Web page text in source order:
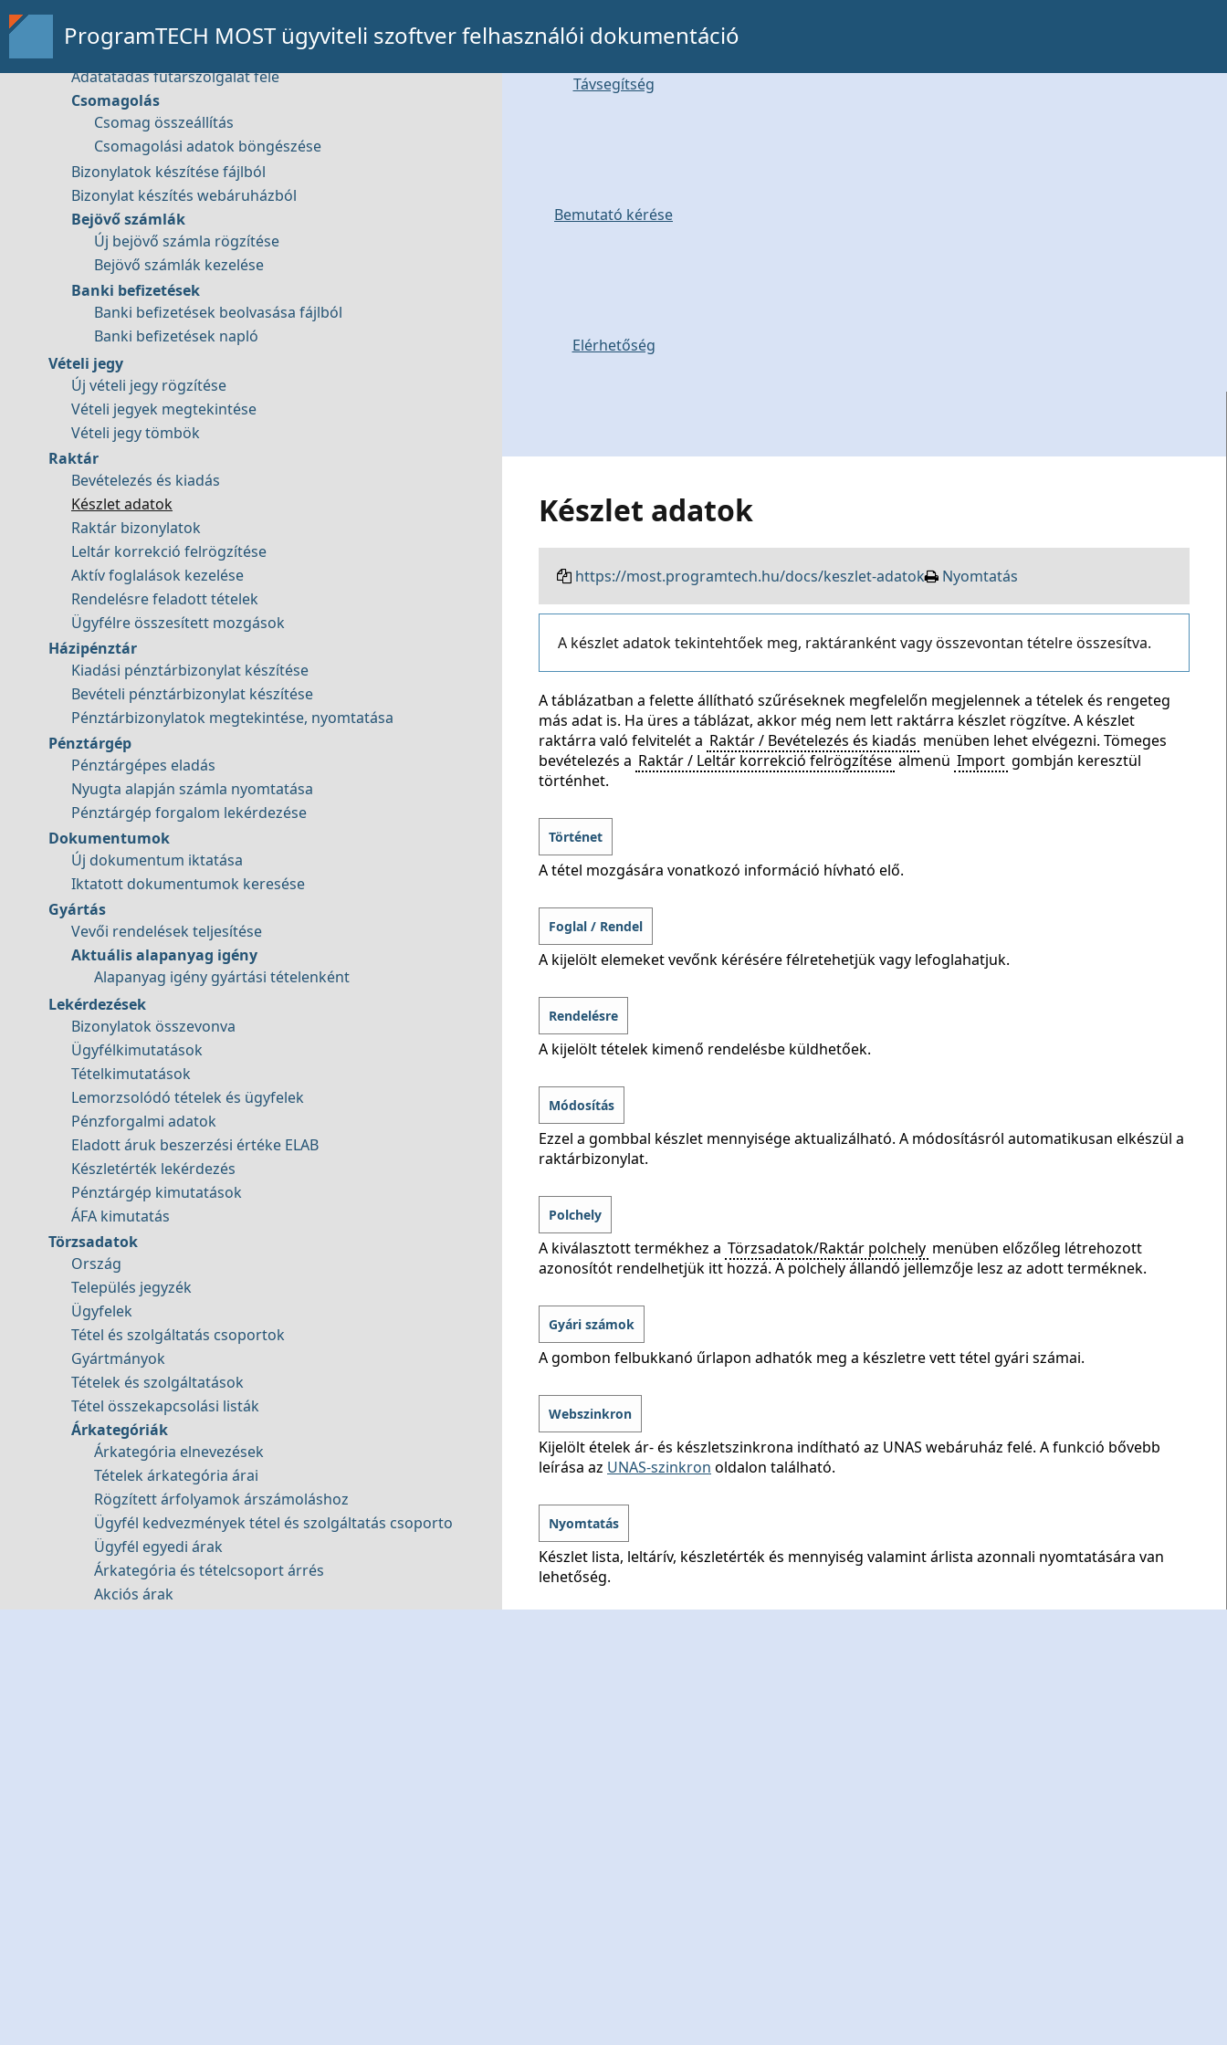
Távsegítség
Távsegítség
Bemutató kérése
Bemutató kérése
Elérhetőség
Elérhetőség
ProgramTECH MOST ügyviteli szoftver felhasználói dokumentáció
Bizonylat műveletek
ADR bizonylatok
Adatátadás futárszolgálat felé
Csomagolás
Csomag összeállítás
Csomagolási adatok böngészése
Bizonylatok készítése fájlból
Bizonylat készítés webáruházból
Bejövő számlák
Új bejövő számla rögzítése
Bejövő számlák kezelése
Banki befizetések
Banki befizetések beolvasása fájlból
Banki befizetések napló
Vételi jegy
Új vételi jegy rögzítése
Vételi jegyek megtekintése
Vételi jegy tömbök
Raktár
Bevételezés és kiadás
Készlet adatok
Raktár bizonylatok
Leltár korrekció felrögzítése
Aktív foglalások kezelése
Rendelésre feladott tételek
Ügyfélre összesített mozgások
Házipénztár
Kiadási pénztárbizonylat készítése
Bevételi pénztárbizonylat készítése
Pénztárbizonylatok megtekintése, nyomtatása
Pénztárgép
Pénztárgépes eladás
Nyugta alapján számla nyomtatása
Pénztárgép forgalom lekérdezése
Dokumentumok
Új dokumentum iktatása
Iktatott dokumentumok keresése
Gyártás
Vevői rendelések teljesítése
Aktuális alapanyag igény
Alapanyag igény gyártási tételenként
Lekérdezések
Bizonylatok összevonva
Ügyfélkimutatások
Tételkimutatások
Lemorzsolódó tételek és ügyfelek
Pénzforgalmi adatok
Eladott áruk beszerzési értéke ELAB
Készletérték lekérdezés
Pénztárgép kimutatások
ÁFA kimutatás
Törzsadatok
Ország
Település jegyzék
Ügyfelek
Tétel és szolgáltatás csoportok
Gyártmányok
Tételek és szolgáltatások
Tétel összekapcsolási listák
Árkategóriák
Árkategória elnevezések
Tételek árkategória árai
Rögzített árfolyamok árszámoláshoz
Ügyfél kedvezmények tétel és szolgáltatás csoporto
Ügyfél egyedi árak
Árkategória és tételcsoport árrés
Akciós árak
Készlet adatok
https://most.programtech.hu/docs/keszlet-adatok Nyomtatás
A készlet adatok tekintehtőek meg, raktáranként vagy összevontan tételre összesítva.
A táblázatban a felette állítható szűréseknek megfelelőn megjelennek a tételek és rengeteg
más adat is. Ha üres a táblázat, akkor még nem lett raktárra készlet rögzítve. A készlet
raktárra való felvitelét a Raktár / Bevételezés és kiadás menüben lehet elvégezni. Tömeges
bevételezés a Raktár / Leltár korrekció felrögzítése almenü Import gombján keresztül
történhet.
Történet
A tétel mozgására vonatkozó információ hívható elő.
Foglal / Rendel
A kijelölt elemeket vevőnk kérésére félretehetjük vagy lefoglahatjuk.
Rendelésre
A kijelölt tételek kimenő rendelésbe küldhetőek.
Módosítás
Ezzel a gombbal készlet mennyisége aktualizálható. A módosításról automatikusan elkészül a
raktárbizonylat.
Polchely
A kiválasztott termékhez a Törzsadatok/Raktár polchely menüben előzőleg létrehozott
azonosítót rendelhetjük itt hozzá. A polchely állandó jellemzője lesz az adott terméknek.
Gyári számok
A gombon felbukkanó űrlapon adhatók meg a készletre vett tétel gyári számai.
Webszinkron
Kijelölt ételek ár- és készletszinkrona indítható az UNAS webáruház felé. A funkció bővebb
leírása az UNAS-szinkron oldalon található.
Nyomtatás
Készlet lista, leltárív, készletérték és mennyiség valamint árlista azonnali nyomtatására van
lehetőség.